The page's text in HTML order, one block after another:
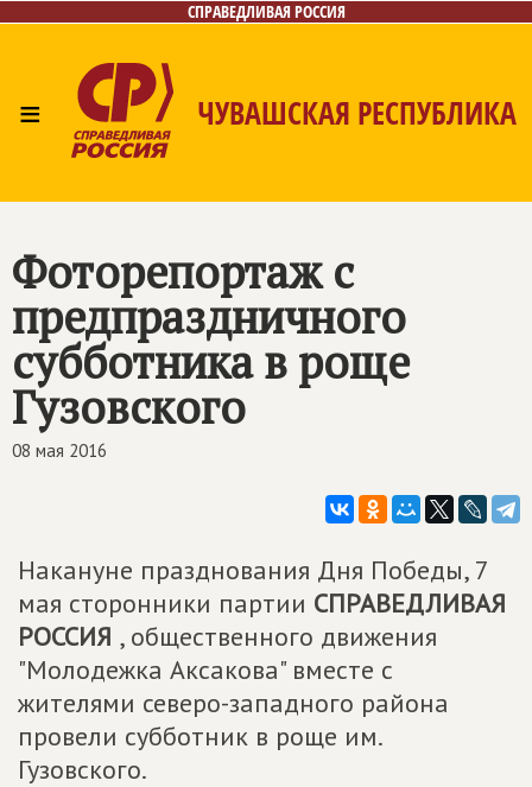
СПРАВЕДЛИВАЯ РОССИЯ
≡ ЧУВАШСКАЯ РЕСПУБЛИКА
Фоторепортаж с
предпраздничного
субботника в роще
Гузовского
08 мая 2016
Накануне празднования Дня Победы, 7
мая сторонники партии СПРАВЕДЛИВАЯ
РОССИЯ , общественного движения
"Молодежка Аксакова" вместе с
жителями северо-западного района
провели субботник в роще им.
Гузовского.